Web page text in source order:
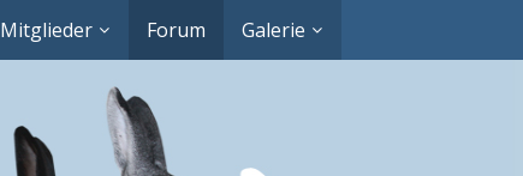
Mitglieder Forum Galerie